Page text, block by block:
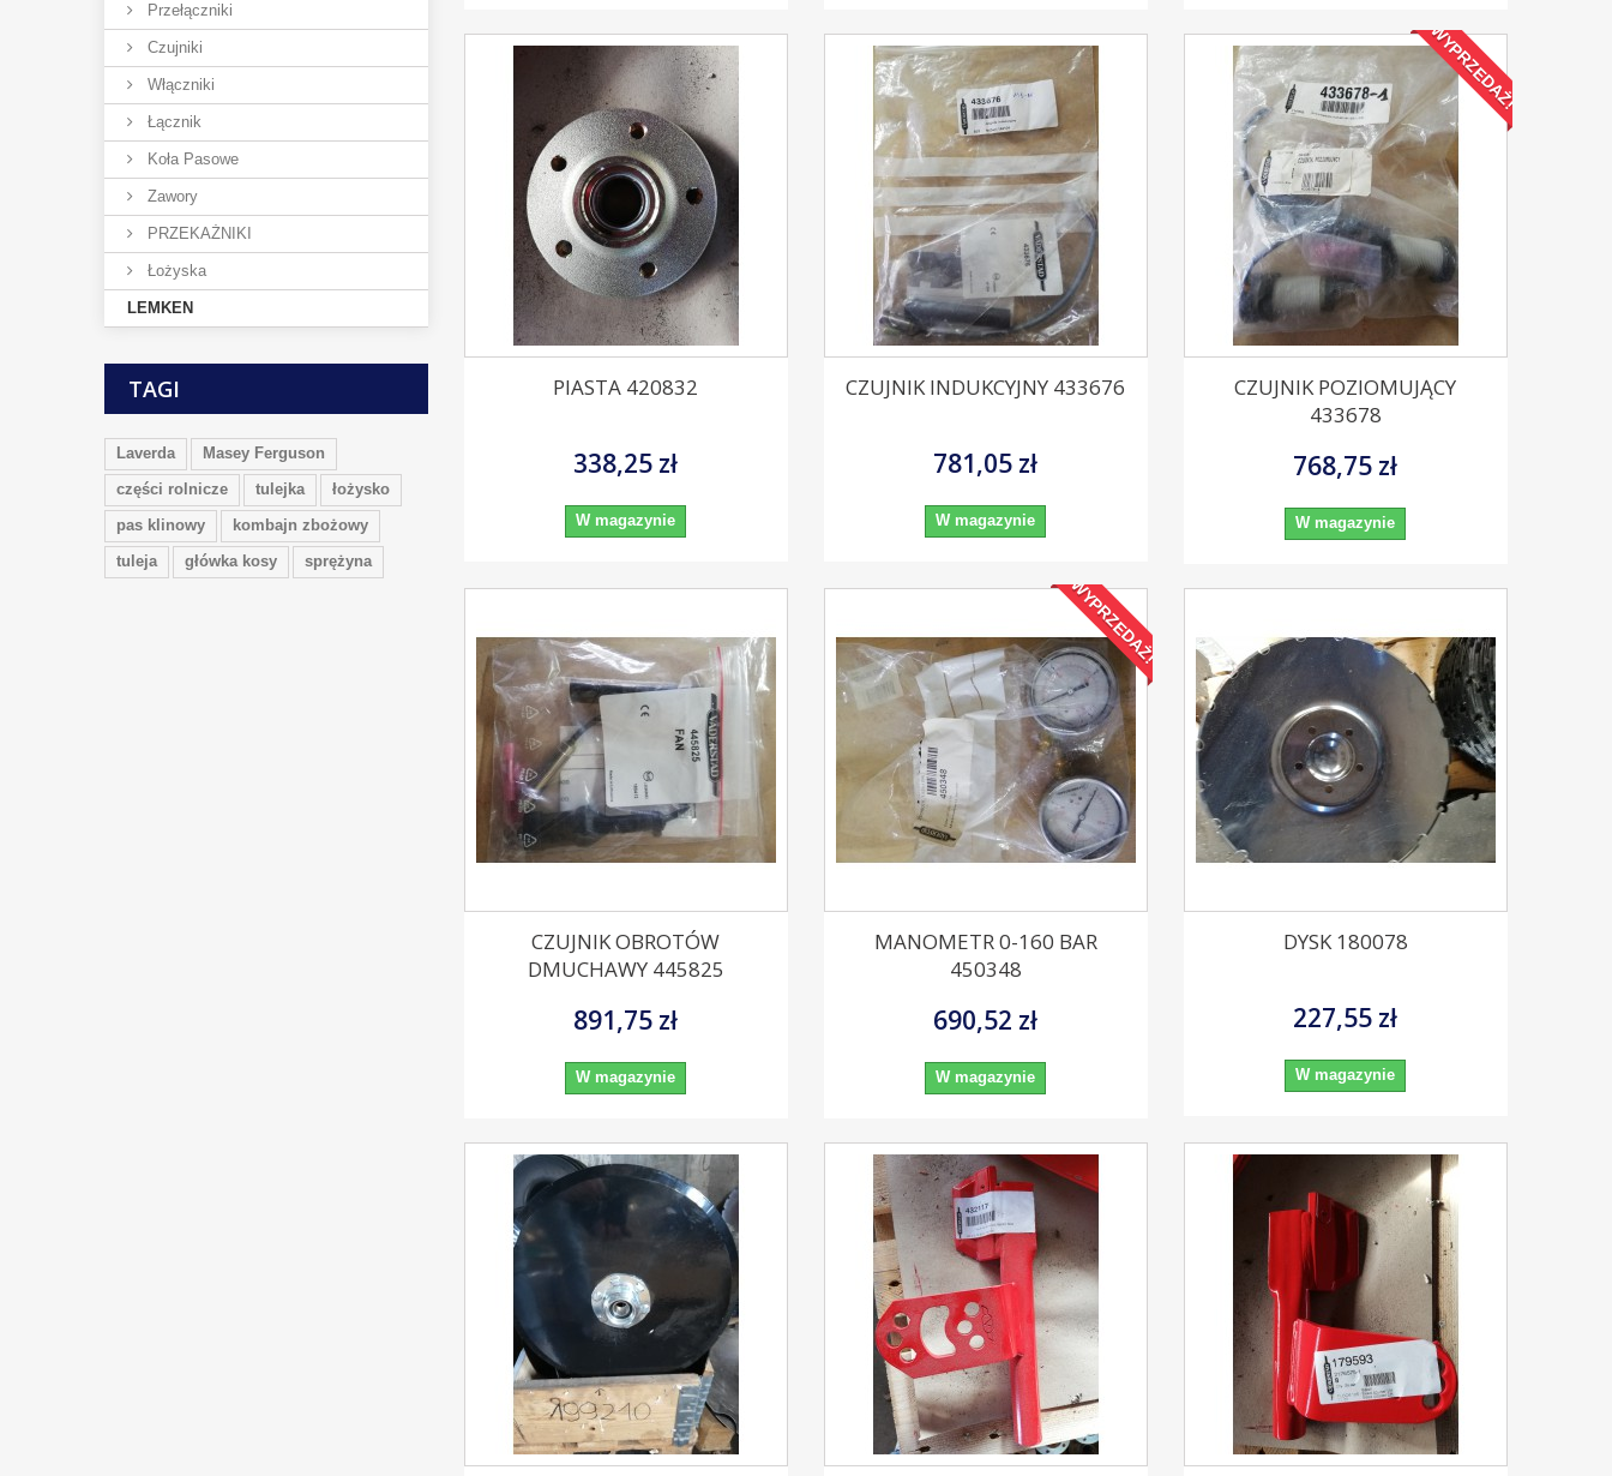
Przełączniki
Czujniki
Włączniki
Łącznik
Koła Pasowe
Zawory
PRZEKAŻNIKI
Łożyska
LEMKEN
TAGI
Laverda
Masey Ferguson
części rolnicze
tulejka
łożysko
pas klinowy
kombajn zbożowy
tuleja
główka kosy sprężyna
PIASTA 420832
338,25 zł
W magazynie
CZUJNIK INDUKCYJNY 433676
781,05 zł
W magazynie
WYPRZEDAŻ!
CZUJNIK POZIOMUJĄCY
433678
768,75 zł
W magazynie
CZUJNIK OBROTÓW
DMUCHAWY 445825
891,75 zł
W magazynie
WYPRZEDAŻ!
MANOMETR 0-160 BAR
450348
690,52 zł
W magazynie
DYSK 180078
227,55 zł
W magazynie